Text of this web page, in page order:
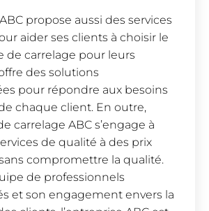
propose aussi des services
aider ses clients à choisir le
de carrelage pour leurs
des solutions
pour répondre aux besoins
chaque client. En outre,
carrelage ABC s’engage à
de qualité à des prix
compromettre la qualité.
de professionnels
et son engagement envers la